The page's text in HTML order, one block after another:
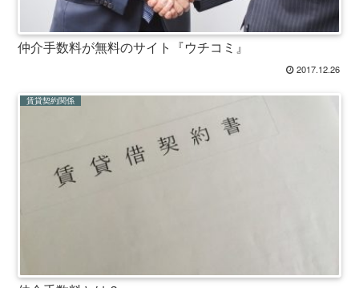
仲介手数料が無料のサイト『ウチコミ』
2017.12.26
賃貸契約関係